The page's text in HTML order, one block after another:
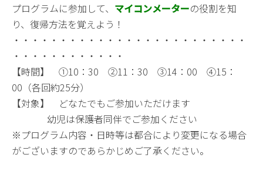
プログラムに参加して、 マイコンメーターの役割を知
り、復帰方法を覚えよう！
・・・・・・・・・・・・・・・・・・・・・・・・・
・・・・・・・・・・・・
【時間】 ①10：30 ②11：30 ③14：00 ④15：
00（各回約25分）
【対象】 どなたでもご参加いただけます
幼児は保護者同伴でご参加ください
※プログラム内容・日時等は都合により変更になる場合
がございますのであらかじめご了承ください。